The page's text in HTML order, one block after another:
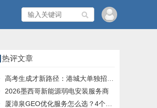
热评文章
高考生成才新路径：港城大单独招收内地应届生
2026墨西哥新能源弱电安装服务商
厦漳泉GEO优化服务怎么选？4个维度帮你判断